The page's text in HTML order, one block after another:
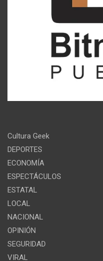
Cultura Geek
DEPORTES
ECONOMÍA
ESPECTÁCULOS
ESTATAL
LOCAL
NACIONAL
OPINIÓN
SEGURIDAD
VIRAL